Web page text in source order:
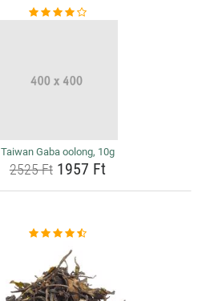
Taiwan Gaba oolong, 10g
2525 Ft1957 Ft